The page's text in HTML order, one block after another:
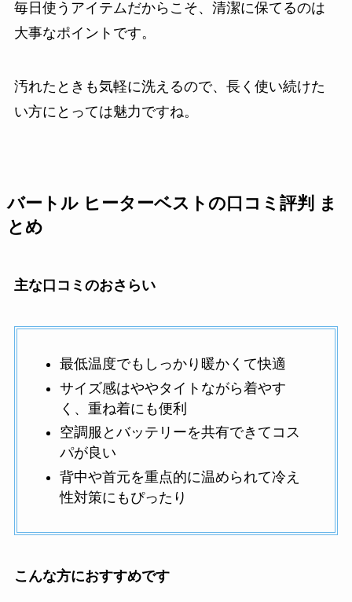
毎日使うアイテムだからこそ、清潔に保てるのは
大事なポイントです。
汚れたときも気軽に洗えるので、長く使い続けた
い方にとっては魅力ですね。
バートル ヒーターベストの口コミ評判 ま
とめ
主な口コミのおさらい
最低温度でもしっかり暖かくて快適
サイズ感はややタイトながら着やす
く、重ね着にも便利
空調服とバッテリーを共有できてコス
パが良い
背中や首元を重点的に温められて冷え
性対策にもぴったり
こんな方におすすめです